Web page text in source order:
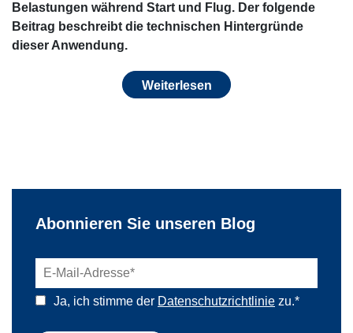
Belastungen während Start und Flug. Der folgende
Beitrag beschreibt die technischen Hintergründe
dieser Anwendung.
Weiterlesen
Abonnieren Sie unseren Blog
Ja, ich stimme der Datenschutzrichtlinie zu.*